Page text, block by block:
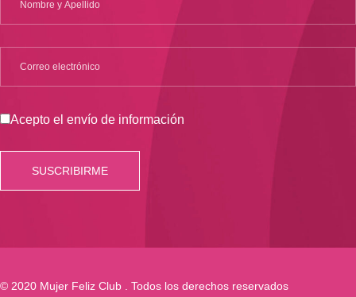
Acepto el envío de información
© 2020 Mujer Feliz Club . Todos los derechos reservados